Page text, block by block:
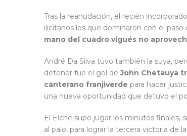
Tras la reanudación, el recién
ilicitanos los que dominaron con el
mano del cuadro vigués no
André Da Silva tuvo también la suya,
detener fue el gol deJohn Chetauya
canterano franjiverde para hacer
una nueva oportunidad que detuvo el
El Elche supo jugar los minutos
al palo, para lograr la tercera victoria de